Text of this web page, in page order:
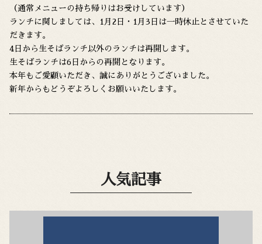
（通常メニューの持ち帰りはお受けしています）
ランチに関しましては、1月2日・1月3日は一時休止とさせていた
だきます。
4日から生そばランチ以外のランチは再開します。
生そばランチは6日からの再開となります。
本年もご愛顧いただき、誠にありがとうございました。
新年からもどうぞよろしくお願いいたします。
人気記事